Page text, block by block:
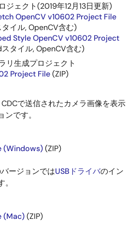
ジェクト(2019年12月13日更新)
OpenCV v10602 Project File
イル, OpenCV含む)
Style OpenCV v10602 Project
タイル, OpenCV含む)
リ生成プロジェクト
Project File(ZIP)
で送信されたカメラ画像を表示
です。
(Windows)(ZIP)
ージョンではUSBドライバのイン
(Mac)(ZIP)